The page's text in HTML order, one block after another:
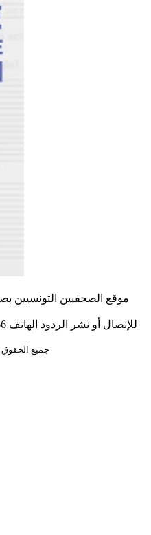
موقع الصحفيين التونسيين
جميع الحقوق